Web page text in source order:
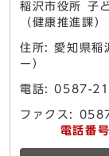
稲沢市役所 子
（健康推進課）
住所: 愛知県稲
ー）
電話: 0587-
ファクス:
電話番